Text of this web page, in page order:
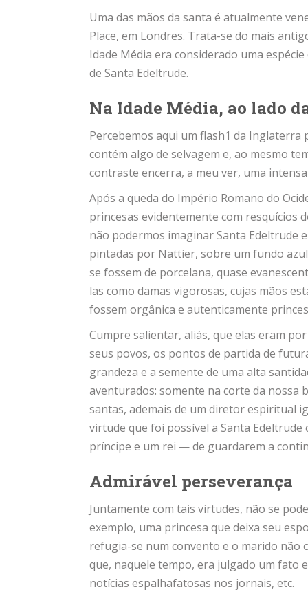
Uma das mãos da santa é atualmente
Place, em Londres. Trata-se do mais
Idade Média era considerado uma
de Santa Edeltrude.
Na Idade Média, ao lado
Percebemos aqui um flash1 da
contém algo de selvagem e, ao mesmo
contraste encerra, a meu ver, uma
Após a queda do Império Romano do
princesas evidentemente com resquícios
não podermos imaginar Santa Edeltrude
pintadas por Nattier, sobre um fundo
se fossem de porcelana, quase
las como damas vigorosas, cujas mãos
fossem orgânica e autenticamente
Cumpre salientar, aliás, que elas eram
seus povos, os pontos de partida de
grandeza e a semente de uma alta
aventurados: somente na corte da
santas, ademais de um diretor espiritual
virtude que foi possível a Santa
príncipe e um rei — de guardarem a
Admirável perseverança
Juntamente com tais virtudes, não se
exemplo, uma princesa que deixa seu
refugia-se num convento e o marido não
que, naquele tempo, era julgado um fato
notícias espalhafatosas nos jornais, etc.